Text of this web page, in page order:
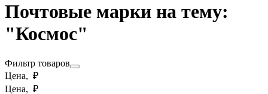
Почтовые марки на тему:
"Космос"
Фильтр товаров
Цена, ₽
Цена, ₽